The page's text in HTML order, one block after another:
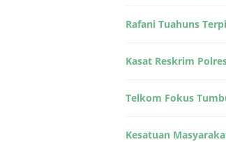
Rafani Tuahuns
Kasat Reskrim
Telkom Fokus
Kesatuan